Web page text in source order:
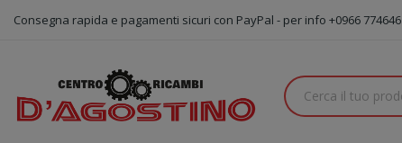
Consegna rapida e pagamenti sicuri con PayPal - per info +0966 774646